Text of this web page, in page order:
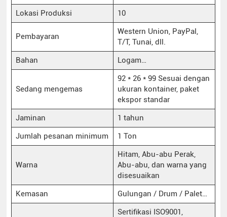
Lokasi Produksi 10
Pembayaran
Western Union, PayPal,
T/T, Tunai, dll.
Bahan
Logam…
Sedang mengemas
92 * 26 * 99 Sesuai dengan
ukuran kontainer, paket
ekspor standar
Jaminan
1 tahun
Jumlah pesanan minimum
1 Ton
Warna
Hitam, Abu-abu Perak,
Abu-abu, dan warna yang
disesuaikan
Kemasan
Gulungan / Drum / Palet…
Sertifikasi ISO9001,